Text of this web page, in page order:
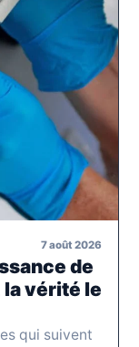
7 août 2026
de
la vérité le
qui suivent